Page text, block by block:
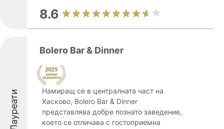
8.6
Лауреати
Bolero Bar & Dinner
Намиращ се в централната част на
Хасково, Bolero Bar & Dinner
представлява добре познато заведение,
което се отличава с гостоприемна